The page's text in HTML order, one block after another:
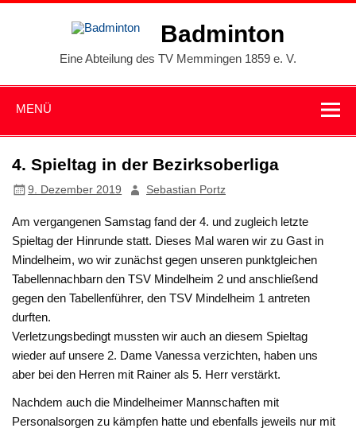
Zum
Badminton
Eine Abteilung des TV Memmingen 1859 e. V.
MENÜ
4. Spieltag in der Bezirksoberliga
9. Dezember 2019 Sebastian Portz
Am vergangenen Samstag fand der 4. und zugleich letzte
Spieltag der Hinrunde statt. Dieses Mal waren wir zu Gast in
Mindelheim, wo wir zunächst gegen unseren punktgleichen
Tabellennachbarn den TSV Mindelheim 2 und anschließend
gegen den Tabellenführer, den TSV Mindelheim 1 antreten
durften.
Verletzungsbedingt mussten wir auch an diesem Spieltag
wieder auf unsere 2. Dame Vanessa verzichten, haben uns
aber bei den Herren mit Rainer als 5. Herr verstärkt.
Nachdem auch die Mindelheimer Mannschaften mit
Personalsorgen zu kämpfen hatte und ebenfalls jeweils nur mit